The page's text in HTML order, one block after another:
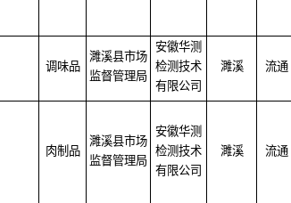
调味品
濉溪县市场
监督管理局
安徽华测
检测技术
有限公司
濉溪 流通
肉制品
濉溪县市场
监督管理局
安徽华测
检测技术
有限公司
濉溪 流通